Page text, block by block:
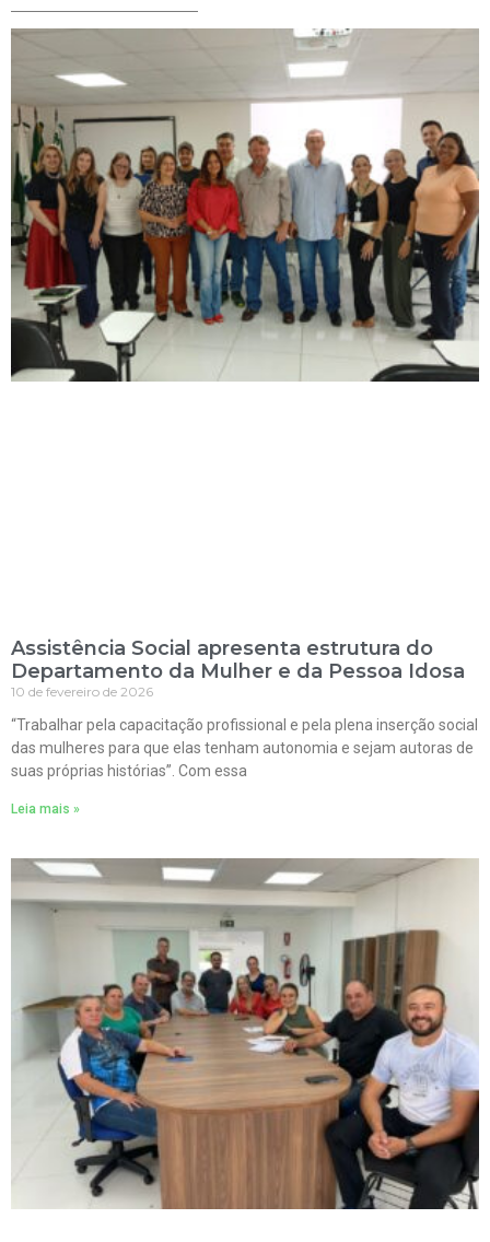
Assistência Social apresenta estrutura do
Departamento da Mulher e da Pessoa Idosa
10 de fevereiro de 2026
“Trabalhar pela capacitação profissional e pela plena inserção social
das mulheres para que elas tenham autonomia e sejam autoras de
suas próprias histórias”. Com essa
Leia mais »